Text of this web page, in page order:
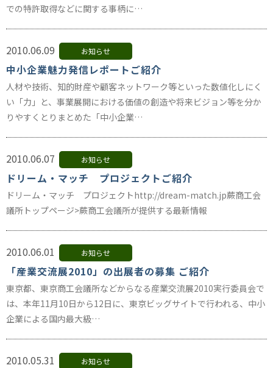
での特許取得などに関する事柄に…
2010.06.09 お知らせ
中小企業魅力発信レポートご紹介
人材や技術、知的財産や顧客ネットワーク等といった数値化しにく
い「力」と、事業展開における価値の創造や将来ビジョン等を分か
りやすくとりまとめた「中小企業…
2010.06.07 お知らせ
ドリーム・マッチ プロジェクトご紹介
ドリーム・マッチ プロジェクトhttp://dream-match.jp蕨商工会
議所トップページ>蕨商工会議所が提供する最新情報
2010.06.01 お知らせ
「産業交流展2010」の出展者の募集 ご紹介
東京都、東京商工会議所などからなる産業交流展2010実行委員会で
は、本年11月10日から12日に、東京ビッグサイトで行われる、中小
企業による国内最大級…
2010.05.31 お知らせ